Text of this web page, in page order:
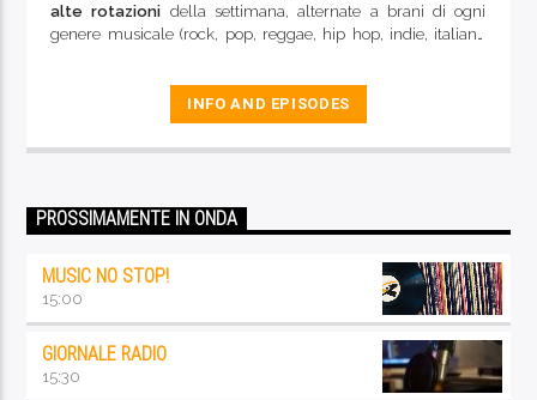
alte rotazioni della settimana, alternate a brani di ogni
genere musicale (rock, pop, reggae, hip hop, indie, italiana
INFO AND EPISODES
PROSSIMAMENTE IN ONDA
MUSIC NO STOP!
15:00
GIORNALE RADIO
15:30